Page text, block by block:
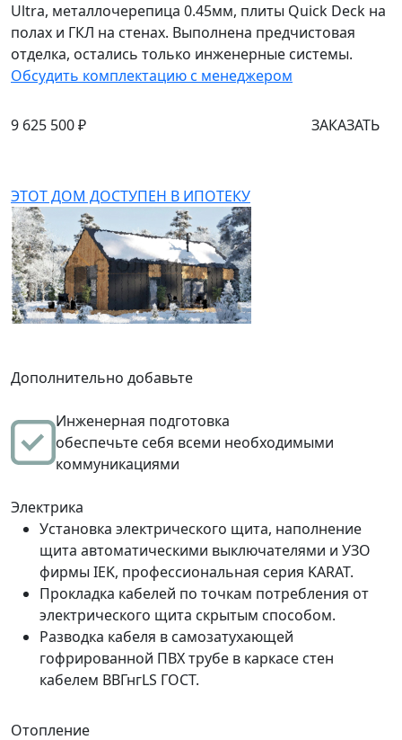
Ultra, металлочерепица 0.45мм, плиты Quick Deck на
полах и ГКЛ на стенах. Выполнена предчистовая
отделка, остались только инженерные системы.
Обсудить комплектацию с менеджером
9 625 500 ₽ ЗАКАЗАТЬ
ЭТОТ ДОМ ДОСТУПЕН В ИПОТЕКУ
Дополнительно добавьте
Инженерная подготовка
обеспечьте себя всеми необходимыми
коммуникациями
Электрика
Установка электрического щита, наполнение
щита автоматическими выключателями и УЗО
фирмы IEK, профессиональная серия KARAT.
Прокладка кабелей по точкам потребления от
электрического щита скрытым способом.
Разводка кабеля в самозатухающей
гофрированной ПВХ трубе в каркасе стен
кабелем ВВГнгLS ГОСТ.
Отопление